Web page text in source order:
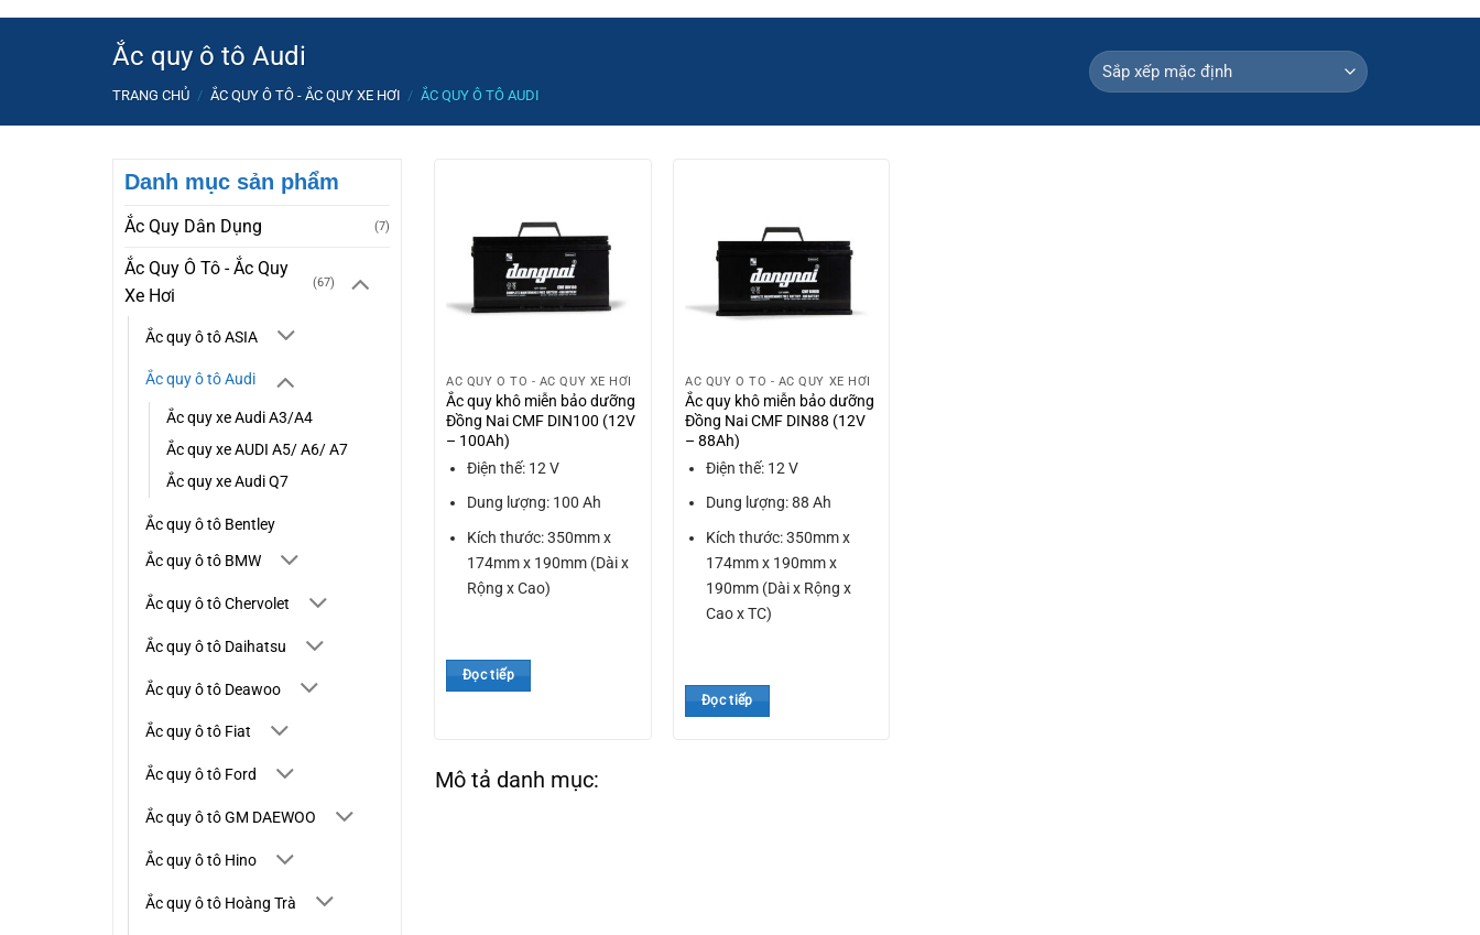
Ắc quy ô tô Audi
TRANG CHỦ / ẮC QUY Ô TÔ - ẮC QUY XE HƠI / ẮC QUY Ô TÔ AUDI
Danh mục sản phẩm
Ắc Quy Dân Dụng (7)
Ắc Quy Ô Tô - Ắc Quy
Xe Hơi
(67)
Ắc quy ô tô ASIA
Ắc quy ô tô Audi
Ắc quy xe Audi A3/A4
Ắc quy xe AUDI A5/ A6/ A7
Ắc quy xe Audi Q7
Ắc quy ô tô Bentley
Ắc quy ô tô BMW
Ắc quy ô tô Chervolet
Ắc quy ô tô Daihatsu
Ắc quy ô tô Deawoo
Ắc quy ô tô Fiat
Ắc quy ô tô Ford
Ắc quy ô tô GM DAEWOO
Ắc quy ô tô Hino
Ắc quy ô tô Hoàng Trà
ẮC QUY Ô TÔ - ẮC QUY XE HƠI
Ắc quy khô miễn bảo dưỡng
Đồng Nai CMF DIN100 (12V
– 100Ah)
Điện thế: 12 V
Dung lượng: 100 Ah
Kích thước: 350mm x
174mm x 190mm (Dài x
Rộng x Cao)
Đọc tiếp
ẮC QUY Ô TÔ - ẮC QUY XE HƠI
Ắc quy khô miễn bảo dưỡng
Đồng Nai CMF DIN88 (12V
– 88Ah)
Điện thế: 12 V
Dung lượng: 88 Ah
Kích thước: 350mm x
174mm x 190mm x
190mm (Dài x Rộng x
Cao x TC)
Đọc tiếp
Mô tả danh mục: